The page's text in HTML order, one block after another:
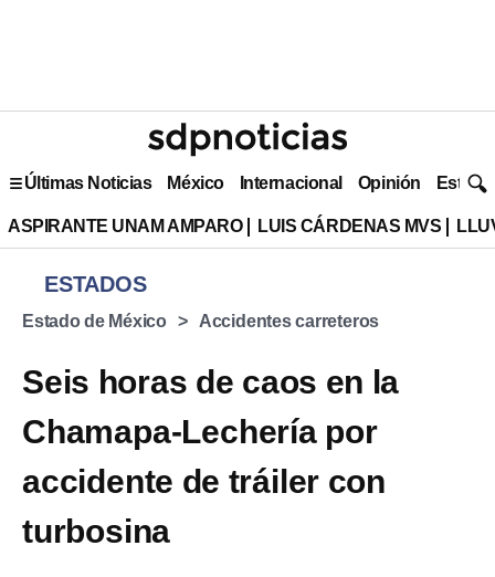
Últimas Noticias México Internacional Opinión Estilo
ASPIRANTE UNAM AMPARO LUIS CÁRDENAS MVS
ESTADOS
Estado de México Accidentes carreteros
Seis horas de caos en la
Chamapa-Lechería por
accidente de tráiler con
turbosina